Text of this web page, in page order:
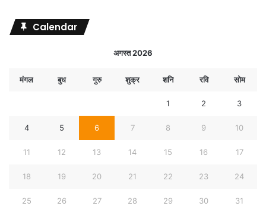
Calendar
अगस्त 2026
मंगल बुध गुरु शुक्र शनि रवि सोम
1 2 3
4 5 6 7 8 9 10
11 12 13 14 15 16 17
18 19 20 21 22 23 24
25 26 27 28 29 30 31